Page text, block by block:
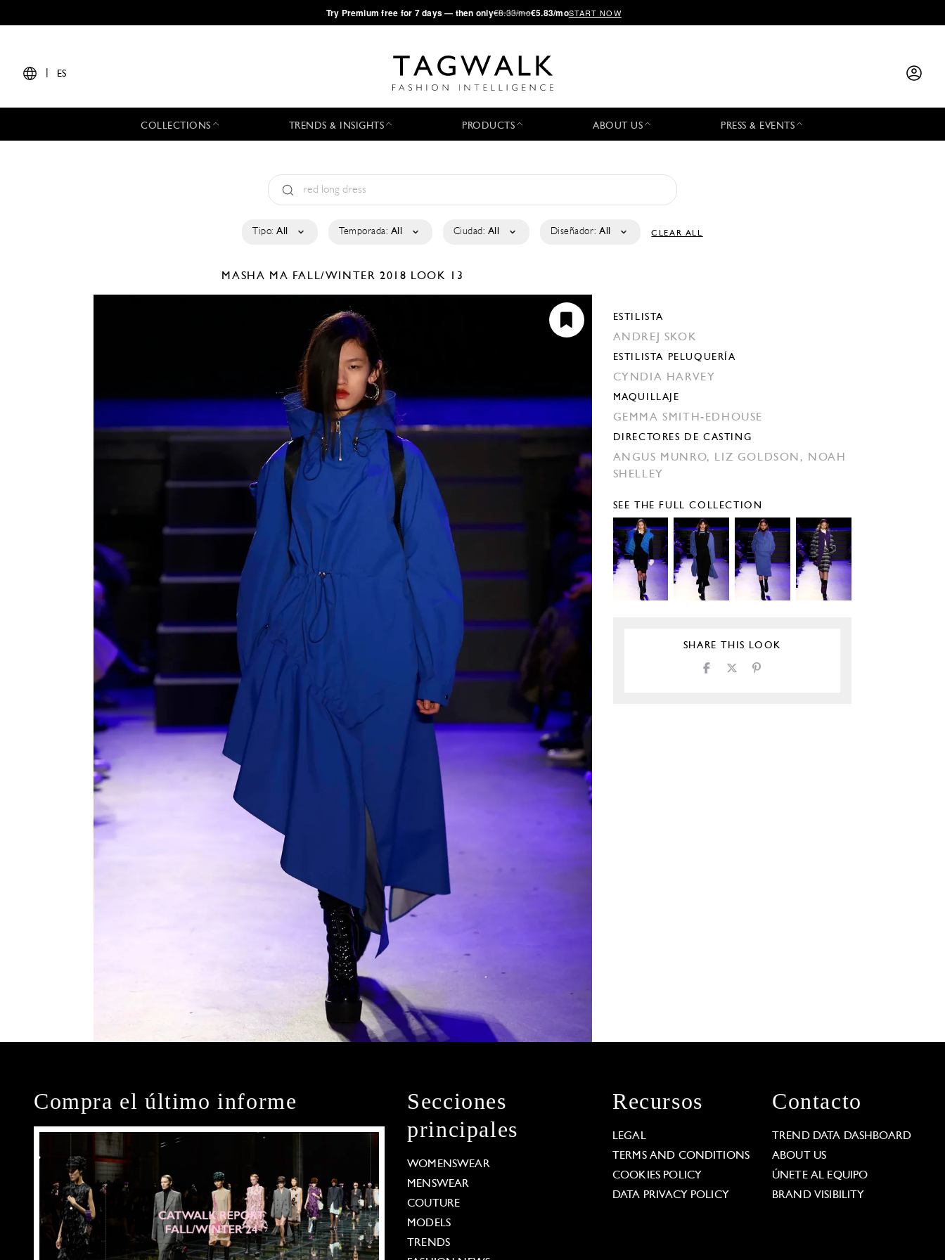
·Try Premium free for 7 days — then only€8.33/mo€5.83/moSTART NOW
ES
COLLECTIONS TRENDS & INSIGHTS PRODUCTS ABOUT US PRESS & EVENTS
Tipo: All Temporada: All Ciudad: All Diseñador: All CLEAR ALL
MASHA MA FALL/WINTER 2018 LOOK 13
ESTILISTA
ANDREJ SKOK
ESTILISTA PELUQUERÍA
CYNDIA HARVEY
MAQUILLAJE
GEMMA SMITH-EDHOUSE
DIRECTORES DE CASTING
ANGUS MUNRO, LIZ GOLDSON,
NOAH
SHELLEY
SEE THE FULL COLLECTION
SHARE THIS LOOK
Compra el último informe
Secciones
principales
WOMENSWEAR
MENSWEAR
COUTURE
MODELS
TRENDS
Recursos
LEGAL
TERMS AND CONDITIONS
COOKIES POLICY
DATA PRIVACY POLICY
Contacto
TREND DATA DASHBOARD
ABOUT US
ÚNETE AL EQUIPO
BRAND VISIBILITY